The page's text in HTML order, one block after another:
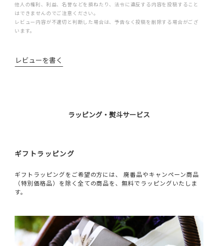
他人の権利、利益、名誉などを損ねたり、法令に違反する内容を投稿すること
はできませんのでご注意ください。
レビュー内容が不適切と判断した場合は、予告なく投稿を削除する場合がござ
います。
レビューを書く
ラッピング・熨斗サービス
ギフトラッピング
ギフトラッピングをご希望の方には、 廃番品やキャンペーン商品
（特別価格品）を除く全ての商品を、無料でラッピングいたしま
す。